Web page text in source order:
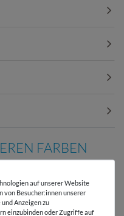
FARBEN
auf unserer Website
von Besucher:innen unserer
und Anzeigen zu
einzubinden oder Zugriffe auf